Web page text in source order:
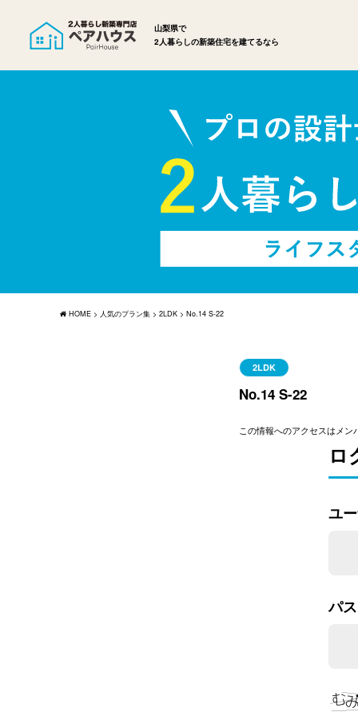
山梨県で
2人暮らしの新築住宅を建てるなら
HOME> 人気のプラン集> 2LDK> No.14 S-22
2LDK
No.14 S-22
この情報へのアクセスはメ
ロ
ユ
パ